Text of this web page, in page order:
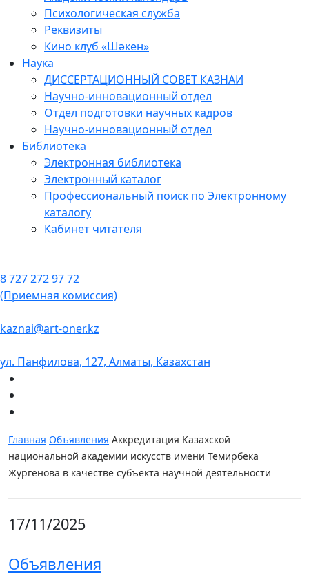
Психологическая служба
Реквизиты
Кино клуб «Шәкен»
Наука
ДИССЕРТАЦИОННЫЙ СОВЕТ КАЗНАИ
Научно-инновационный отдел
Отдел подготовки научных кадров
Научно-инновационный отдел
Библиотека
Электронная библиотека
Электронный каталог
Профессиональный поиск по Электронному
каталогу
Кабинет читателя
8 727 272 97 72
(Приемная комиссия)
kaznai@art-oner.kz
ул. Панфилова, 127, Алматы, Казахстан
Главная Объявления Аккредитация Казахской
национальной академии искусств имени Темирбека
Жургенова в качестве субъекта научной деятельности
17/11/2025
Объявления